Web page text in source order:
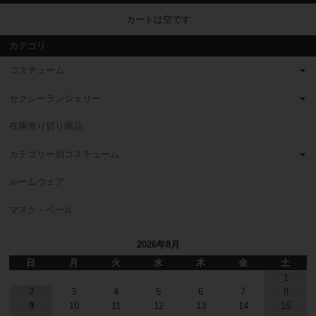
カートは空です
カテゴリ
コスチューム
セクシーランジェリー
在庫売り切り商品
カテゴリー別コスチューム
ルームウェア
マスク・ベール
2026年8月
日
月 火 水 木 金
土
1
2
3 4 5 6 7
8
9
10 11 12 13 14
15